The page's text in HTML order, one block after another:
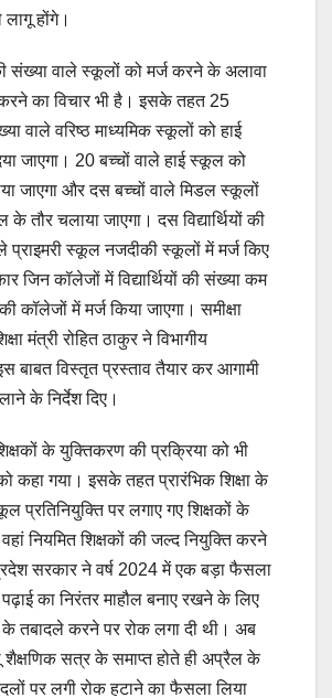
होंगे।
की संख्या वाले स्कूलों को मर्ज करने के अलावा
का विचार भी है। इसके तहत 25
वाले वरिष्ठ माध्यमिक स्कूलों को हाई
जाएगा। 20 बच्चों वाले हाई स्कूल को
जाएगा और दस बच्चों वाले मिडल स्कूलों
के तौर चलाया जाएगा। दस विद्यार्थियों की
स्कूल नजदीकी स्कूलों में मर्ज किए
जिन कॉलेजों में विद्यार्थियों की संख्या कम
कॉलेजों में मर्ज किया जाएगा। समीक्षा
मंत्री रोहित ठाकुर ने विभागीय
बाबत विस्तृत प्रस्ताव तैयार कर आगामी
के निर्देश दिए।
के युक्तिकरण की प्रक्रिया को भी
कहा गया। इसके तहत प्रारंभिक शिक्षा के
प्रतिनियुक्ति पर लगाए गए शिक्षकों के
नियमित शिक्षकों की जल्द नियुक्ति करने
सरकार ने वर्ष 2024 में एक बड़ा फैसला
का निरंतर माहौल बनाए रखने के लिए
के तबादले करने पर रोक लगा दी थी। अब
शैक्षणिक सत्र के समाप्त होते ही अप्रैल के
पर लगी रोक हटाने का फैसला लिया